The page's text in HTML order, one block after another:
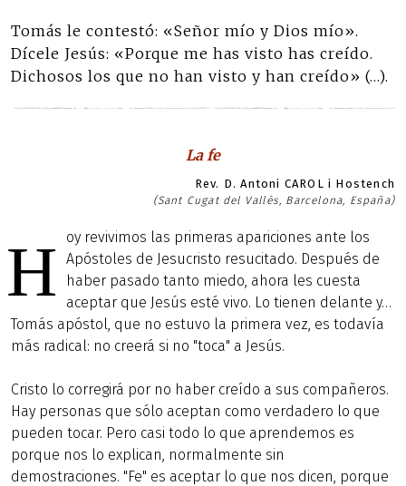
Tomás le contestó: «Señor mío y Dios mío».
Dícele Jesús: «Porque me has visto has creído.
Dichosos los que no han visto y han creído» (…).
La fe
Rev. D. Antoni CAROL i Hostench
(Sant Cugat del Vallès, Barcelona, España)
H
oy revivimos las primeras apariciones ante los
Apóstoles de Jesucristo resucitado. Después de
haber pasado tanto miedo, ahora les cuesta
aceptar que Jesús esté vivo. Lo tienen delante y…
Tomás apóstol, que no estuvo la primera vez, es todavía
más radical: no creerá si no "toca" a Jesús.
Cristo lo corregirá por no haber creído a sus compañeros.
Hay personas que sólo aceptan como verdadero lo que
pueden tocar. Pero casi todo lo que aprendemos es
porque nos lo explican, normalmente sin
demostraciones. "Fe" es aceptar lo que nos dicen, porque